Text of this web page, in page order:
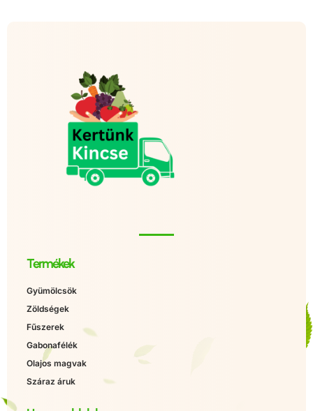
Termékek
Gyümölcsök
Zöldségek
Fűszerek
Gabonafélék
Olajos magvak
Száraz áruk